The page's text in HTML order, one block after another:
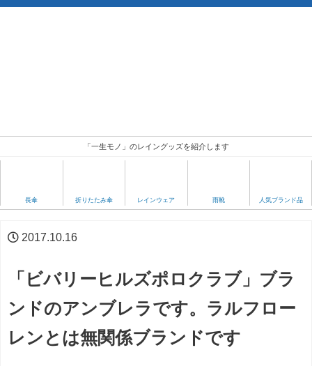
「一生モノ」のレイングッズを紹介します
長傘 折りたたみ傘 レインウェア 雨靴 人気ブランド品
2017.10.16
「ビバリーヒルズポロクラブ」ブラ
ンドのアンブレラです。ラルフロー
レンとは無関係ブランドです